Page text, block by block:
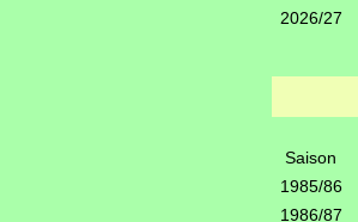
2026/27
Saison
1985/86
1986/87